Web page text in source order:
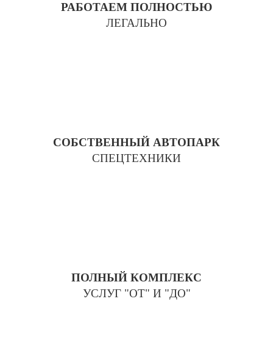
РАБОТАЕМ ПОЛНОСТЬЮ
ЛЕГАЛЬНО
СОБСТВЕННЫЙ АВТОПАРК
СПЕЦТЕХНИКИ
ПОЛНЫЙ КОМПЛЕКС
УСЛУГ "ОТ" И "ДО"